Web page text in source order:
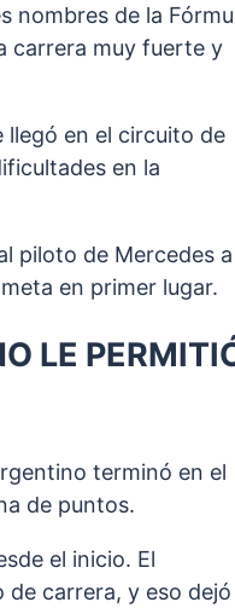
nombres de la
carrera muy fuerte y
llegó en el circuito de
en la
piloto de Mercedes a
en primer lugar.
LE
terminó en el
de puntos.
el inicio. El
carrera, y eso dejó